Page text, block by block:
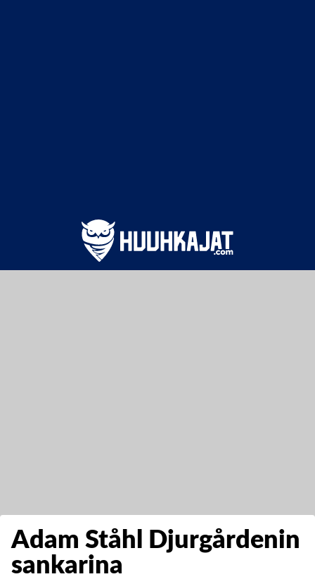
Adam Ståhl Djurgårdenin
sankarina